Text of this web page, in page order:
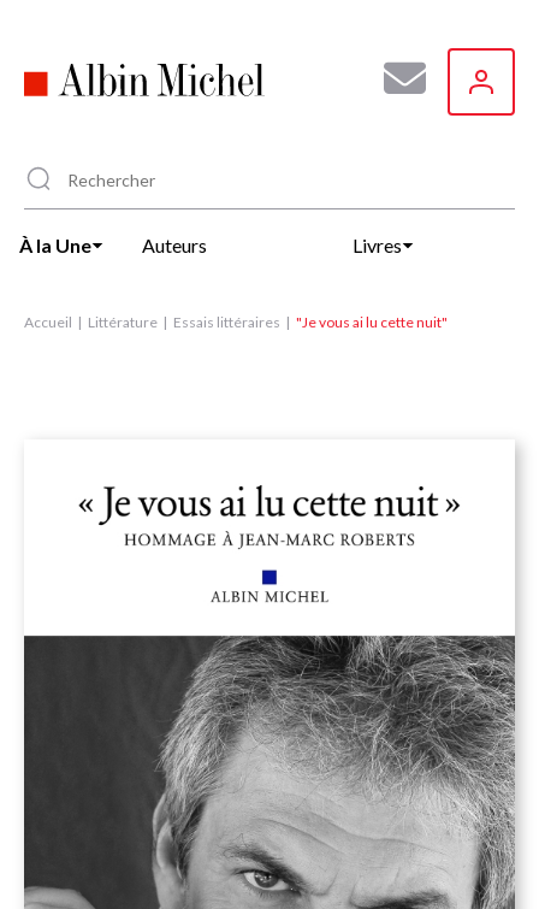
principal
À la Une Auteurs Livres
Accueil Littérature Essais littéraires "Je vous ai lu cette nuit"